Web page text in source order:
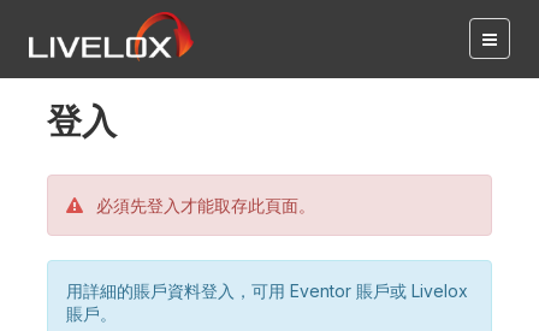
登入
必須先登入才能取存此頁面。
用詳細的賬戶資料登入，可用 Eventor 賬戶或 Livelox
賬戶。